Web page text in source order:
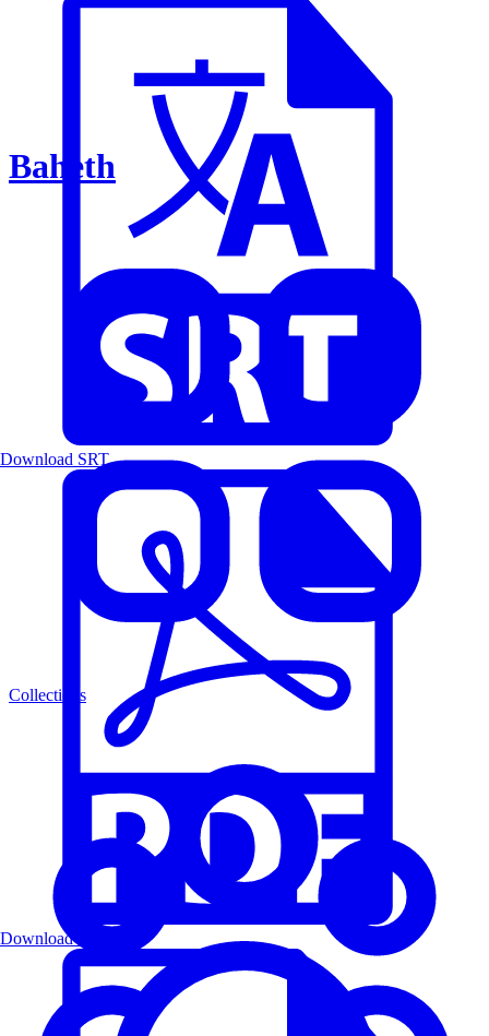
Baheth
Collections
Download SRT
Download PDF